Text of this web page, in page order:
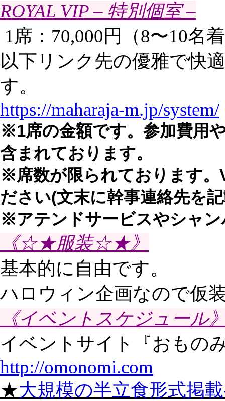
ROYAL VIP – 特別個室 –
1席：70,000円（8〜10名
以下リンク先の優雅で快
す。
https://maharaja-m.jp/system/
※1席の金額です。参加費用
含まれております。
※席数が限られております。
ださい(文末に幹事連絡先を
※アテンドサービスやシャ
《☆★服装☆★》
基本的に自由です。
ハロウィン企画なので仮
《イベントスケジュール
イベントサイト『おもの
http://omonomi.com
★大規模の半立食形式掲